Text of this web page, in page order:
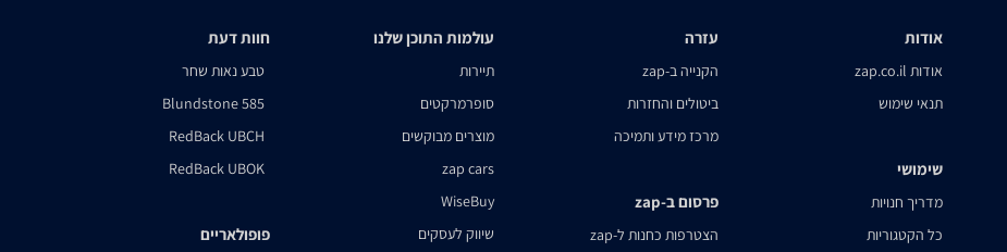
אודות
אודות zap.co.il
תנאי שימוש
שימושי
מדריך חנויות
כל הקטגוריות
עזרה
הקנייה ב-zap
ביטולים והחזרות
מרכז מידע ותמיכה
פרסום ב-zap
הצטרפות כחנות ל-zap
עולמות התוכן שלנו
תיירות
סופרמרקטים
מוצרים מבוקשים
zap cars
WiseBuy
שיווק לעסקים
חוות דעת
טבע נאות שחר
Blundstone 585
RedBack UBCH
RedBack UBOK
פופולאריים